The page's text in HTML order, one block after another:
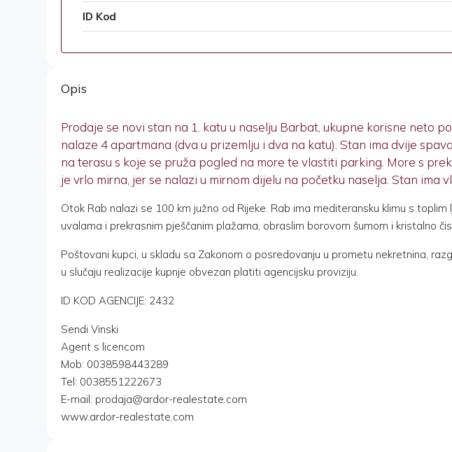
ID Kod
Opis
Prodaje se novi stan na 1. katu u naselju Barbat, ukupne korisne neto
nalaze 4 apartmana (dva u prizemlju i dva na katu). Stan ima dvije
na terasu s koje se pruža pogled na more te vlastiti parking. More s
je vrlo mirna, jer se nalazi u mirnom dijelu na početku naselja. Stan ima
Otok Rab nalazi se 100 km južno od Rijeke. Rab ima mediteransku klimu s
uvalama i prekrasnim pješčanim plažama, obraslim borovom šumom i kristalno
Poštovani kupci, u skladu sa Zakonom o posredovanju u prometu nekretnina,
u slučaju realizacije kupnje obvezan platiti agencijsku proviziju.
ID KOD AGENCIJE: 2432
Sendi Vinski
Agent s licencom
Mob: 0038598443289
Tel: 0038551222673
E-mail: prodaja@ardor-realestate.com
www.ardor-realestate.com